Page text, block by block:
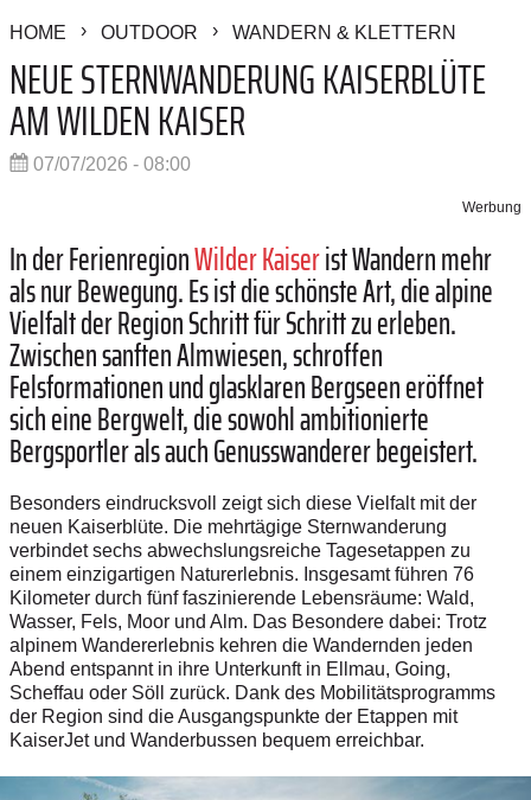
HOME OUTDOOR WANDERN & KLETTERN
NEUE STERNWANDERUNG KAISERBLÜTE
AM WILDEN KAISER
07/07/2026 - 08:00
Werbung
In der FerienregionWilder Kaiserist Wandern mehr
als nur Bewegung. Es ist die schönste Art, die alpine
Vielfalt der Region Schritt für Schritt zu erleben.
Zwischen sanften Almwiesen, schroffen
Felsformationen und glasklaren Bergseen eröffnet
sich eine Bergwelt, die sowohl ambitionierte
Bergsportler als auch Genusswanderer begeistert.
Besonders eindrucksvoll zeigt sich diese Vielfalt mit der
neuen Kaiserblüte. Die mehrtägige Sternwanderung
verbindet sechs abwechslungsreiche Tagesetappen zu
einem einzigartigen Naturerlebnis. Insgesamt führen 76
Kilometer durch fünf faszinierende Lebensräume: Wald,
Wasser, Fels, Moor und Alm. Das Besondere dabei: Trotz
alpinem Wandererlebnis kehren die Wandernden jeden
Abend entspannt in ihre Unterkunft in Ellmau, Going,
Scheffau oder Söll zurück. Dank des Mobilitätsprogramms
der Region sind die Ausgangspunkte der Etappen mit
KaiserJet und Wanderbussen bequem erreichbar.